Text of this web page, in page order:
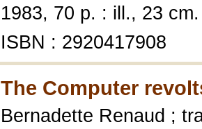
1983, 70 p. : ill., 23 cm.
ISBN : 2920417908
The Computer
Bernadette Renaud ;